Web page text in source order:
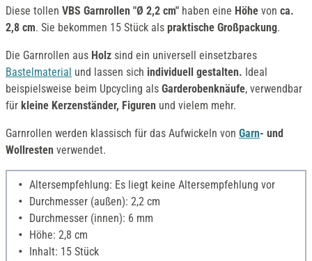
Diese tollen VBS Garnrollen "Ø 2,2 cm" haben eine Höhe von ca.
2,8 cm. Sie bekommen 15 Stück als praktische Großpackung.
Die Garnrollen aus Holz sind ein universell einsetzbares
Bastelmaterial und lassen sich individuell gestalten. Ideal
beispielsweise beim Upcycling als Garderobenknäufe, verwendbar
für kleine Kerzenständer, Figuren und vielem mehr.
Garnrollen werden klassisch für das Aufwickeln von Garn- und
Wollresten verwendet.
Altersempfehlung: Es liegt keine Altersempfehlung vor
Durchmesser (außen): 2,2 cm
Durchmesser (innen): 6 mm
Höhe: 2,8 cm
Inhalt: 15 Stück